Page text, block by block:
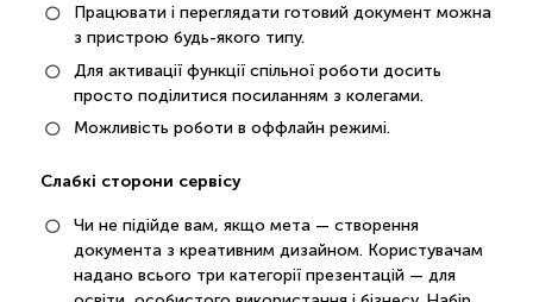
Працювати і переглядати готовий документ можна
з пристрою будь-якого типу.
Для активації функції спільної роботи досить
просто поділитися посиланням з колегами.
Можливість роботи в оффлайн режимі.
Слабкі сторони сервісу
Чи не підійде вам, якщо мета — створення
документа з креативним дизайном. Користувачам
надано всього три категорії презентацій — для